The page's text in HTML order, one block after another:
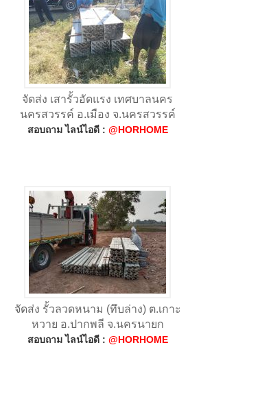
จัดส่ง เสารั้วอัดแรง เทศบาลนคร
นครสวรรค์ อ.เมือง จ.นครสวรรค์
สอบถาม ไลน์ไอดี : @HORHOME
จัดส่ง รั้วลวดหนาม (ทึบล่าง) ต.เกาะ
หวาย อ.ปากพลี จ.นครนายก
สอบถาม ไลน์ไอดี : @HORHOME